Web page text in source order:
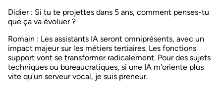
Didier: Si tu te projettes dans 5 ans, comment penses-tu
que ça va évoluer ?
Romain : Les assistants IA seront omniprésents, avec un
impact majeur sur les métiers tertiaires. Les fonctions
support vont se transformer radicalement. Pour des sujets
techniques ou bureaucratiques, si une IA m'oriente plus
vite qu'un serveur vocal, je suis preneur.